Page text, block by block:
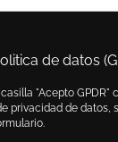
de datos
"Acepto GPDR"
privacidad de datos,